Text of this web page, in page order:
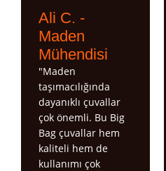
Ali C. -
Maden
Mühendisi
"Maden
taşımacılığında
dayanıklı çuvallar
çok önemli. Bu Big
Bag çuvallar hem
kaliteli hem de
kullanımı çok